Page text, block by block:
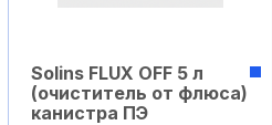
Solins FLUX OFF 5 л
(очиститель от флюса)
канистра ПЭ